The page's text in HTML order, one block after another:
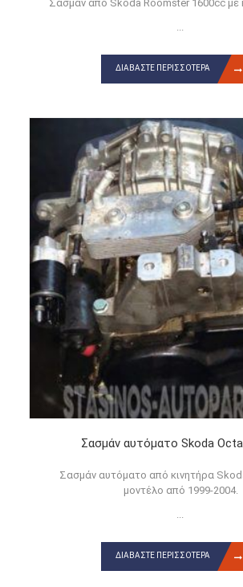
Σασμάν από Skoda Roomster 1600cc με
ΔΙΑΒΆΣΤΕ ΠΕΡΙΣΣΌΤΕΡΑ
Σασμάν αυτόματο Skoda
Σασμάν αυτόματο από κινητήρα
μοντέλο από 1999-2004.
ΔΙΑΒΆΣΤΕ ΠΕΡΙΣΣΌΤΕΡΑ